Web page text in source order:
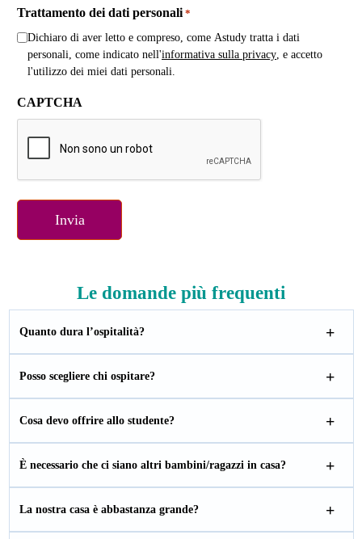
Trattamento dei dati personali *
Dichiaro di aver letto e compreso, come Astudy tratta i dati
personali, come indicato nell'informativa sulla privacy, e accetto
l'utilizzo dei miei dati personali.
CAPTCHA
Le domande più frequenti
Quanto dura l’ospitalità?
Posso scegliere chi ospitare?
Cosa devo offrire allo studente?
È necessario che ci siano altri bambini/ragazzi in casa?
La nostra casa è abbastanza grande?